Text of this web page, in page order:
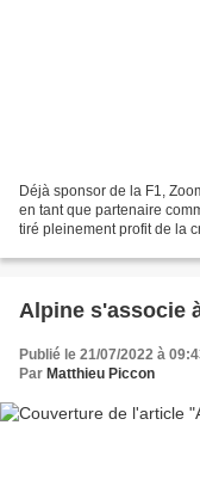
Déjà sponsor de la F1,
en tant que partenaire
tiré pleinement profit de la
Alpine s'associe
Publié le 21/07/2022 à
Par Matthieu Piccon